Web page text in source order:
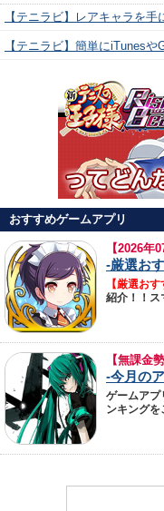
【テニラビ】レアキャラを
【テニラビ】簡単にiTunes
おすすめゲームアプリ
【2026年
-厳選お
【厳選おす
紹介！！ス
【無課金
-今月の
ゲームアプ
ンキングを